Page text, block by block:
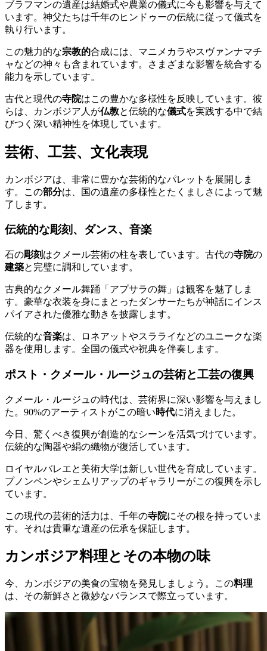
ブラフマンの遺産は結婚式や農業の儀式に今も影響を与えて
います。神父たちは千年のヒンドゥーの伝統に従って儀式を
執り行います。
この魅力的な宗教的合成には、マニメカラやスヴァンナマチ
ャなどの神々も含まれています。さまざまな影響を統合する
能力を示しています。
古代と現代の寺院はこの豊かな多様性を反映しています。彼
らは、カンボジア人が仏教と伝統的な儀式を実践する中で結
びつく深い精神性を体現しています。
芸術、工芸、文化表現
カンボジアは、非常に豊かな芸術的なパレットを展開しま
す。この部分は、国の遺産の多様性とたくましさによって魅
了します。
伝統的な彫刻、ダンス、音楽
石の彫刻 はクメール芸術の柱を表しています。古代の寺院の
建築と完璧に調和しています。
古典的なクメール舞踊「アプサラの舞」は観客を魅了しま
す。豪華な衣装を身にまとったダンサーたちが神話にインス
パイアされた優雅な動きを披露します。
伝統的な音楽は、ロネアットやスラライなどのユニークな楽
器を使用します。全国の儀式や祝典を伴奏します。
ポスト・クメール・ルージュの芸術と工芸の復興
クメール・ルージュの時代は、芸術界に深い影響を与えまし
た。90%のアーティストがこの暗い時代に消えました。
今日、驚くべき復興が創造的なシーンを活気づけています。
伝統的な陶器や絹の織物が復活しています。
ロイヤルバレエと美術大学は新しい世代を育成しています。
プノンペンやシェムリアップのギャラリーがこの復興を示し
ています。
この現代の芸術的活力は、千年の寺院にその根を持っていま
す。それは貴重な遺産の伝承を保証します。
カンボジア料理とその本物の味
今、カンボジアの美食の宝物を発見しましょう。この料理
は、その新鮮さと微妙なバランスで際立っています。